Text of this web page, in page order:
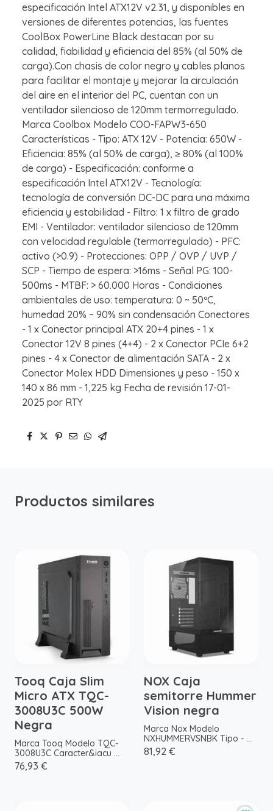
especificación Intel ATX12V v2.31, y disponibles en
versiones de diferentes potencias, las fuentes
CoolBox PowerLine Black destacan por su
calidad, fiabilidad y eficiencia del 85% (al 50% de
carga).Con chasis de color negro y cables planos
para facilitar el montaje y mejorar la circulación
del aire en el interior del PC, cuentan con un
ventilador silencioso de 120mm termorregulado.
Marca Coolbox Modelo COO-FAPW3-650
Características - Tipo: ATX 12V - Potencia: 650W -
Eficiencia: 85% (al 50% de carga), ≥ 80% (al 100%
de carga) - Especificación: conforme a
especificación Intel ATX12V - Tecnología:
tecnología de conversión DC-DC para una máxima
eficiencia y estabilidad - Filtro: 1 x filtro de grado
EMI - Ventilador: ventilador silencioso de 120mm
con velocidad regulable (termorregulado) - PFC:
activo (>0.9) - Protecciones: OPP / OVP / UVP /
SCP - Tiempo de espera: >16ms - Señal PG: 100-
500ms - MTBF: > 60.000 Horas - Condiciones
ambientales de uso: temperatura: 0 ~ 50ºC,
humedad 20% ~ 90% sin condensación Conectores
- 1 x Conector principal ATX 20+4 pines - 1 x
Conector 12V 8 pines (4+4) - 2 x Conector PCIe 6+2
pines - 4 x Conector de alimentación SATA - 2 x
Conector Molex HDD Dimensiones y peso - 150 x
140 x 86 mm - 1,225 kg Fecha de revisión 17-01-
2025 por RTY
Productos similares
Tooq Caja Slim
Micro ATX TQC-
3008U3C 500W
Negra
Marca Tooq Modelo TQC-
3008U3C Caracter&iacu ...
76,93 €
NOX Caja
semitorre Hummer
Vision negra
Marca Nox Modelo
NXHUMMERVSNBK Tipo - ...
81,92 €